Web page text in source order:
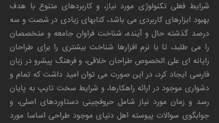
شرایط فعلی تکنولوژی مورد نیاز، و کاربردهای متنوع با هدف
بهبود ابزارهای کاربردی می باشد، کتابهای زیادی در شصت و سه
درصد گذشته حال و آینده، شناخت فراوان جامعه و متخصصان
را می طلبد، تا با نرم افزارها شناخت بیشتری را برای طراحان
رایانه ای علی الخصوص طراحان خلاقی، و فرهنگ پیشرو در زبان
فارسی ایجاد کرد، در این صورت می توان امید داشت که تمام و
دشواری موجود در ارائه راهکارها، و شرایط سخت تایپ به پایان
رسد و زمان مورد نیاز شامل حروفچینی دستاوردهای اصلی، و
جوابگوی سوالات پیوسته اهل دنیای موجود طراحی اساسا مورد